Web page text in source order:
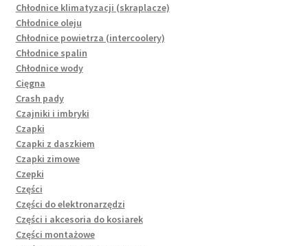
Chłodnice klimatyzacji (skraplacze)
Chłodnice oleju
Chłodnice powietrza (intercoolery)
Chłodnice spalin
Chłodnice wody
Cięgna
Crash pady
Czajniki i imbryki
Czapki
Czapki z daszkiem
Czapki zimowe
Czepki
Części
Części do elektronarzędzi
Części i akcesoria do kosiarek
Części montażowe